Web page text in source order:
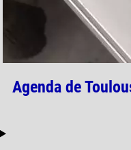
Agenda de